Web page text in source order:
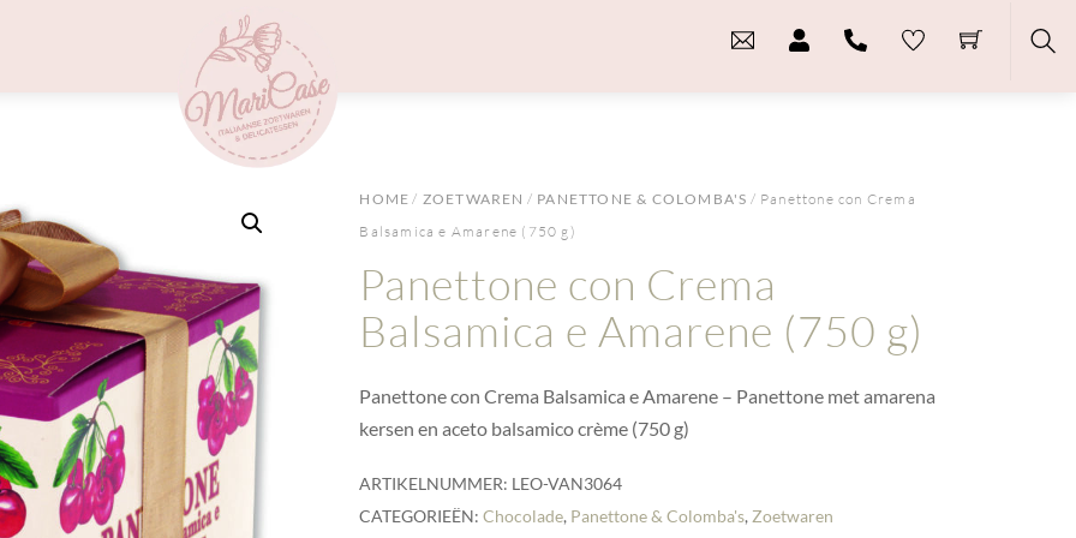
Menu
HOME / ZOETWAREN / PANETTONE & COLOMBA'S / Panettone con Crema
Balsamica e Amarene (750 g)
Panettone con Crema
Balsamica e Amarene (750 g)
Panettone con Crema Balsamica e Amarene – Panettone met amarena
kersen en aceto balsamico crème (750 g)
ARTIKELNUMMER: LEO-VAN3064
CATEGORIEËN:Chocolade, Panettone & Colomba's, Zoetwaren